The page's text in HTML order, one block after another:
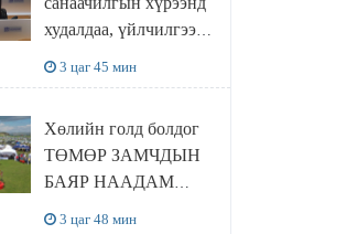
худалдаа, үйлчилгээ
болгох тогтоолын
төслийг баталлаа
3 цаг 45 мин
Хөлийн голд болдог
ТӨМӨР ЗАМЧДЫН
БАЯР НААДАМ
3 цаг 48 мин